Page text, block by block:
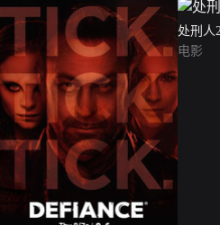
处刑人
电影